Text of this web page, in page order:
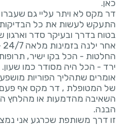
דר מקס לא ויתר עליי גם
התעקש לעשות את כל
בטוח בדרך ובעיקר סדר
החלטות - הכל בקו ישיר,
אומרים שתהליך הפוריות
של המטופלת , דר מקס אף
השאיבה מהדמעות או מהלחץ
זו דרך משותפת שכרגע אני